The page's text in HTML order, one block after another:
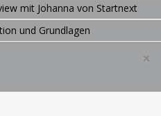
mit Johanna von Startnext
und Grundlagen
×